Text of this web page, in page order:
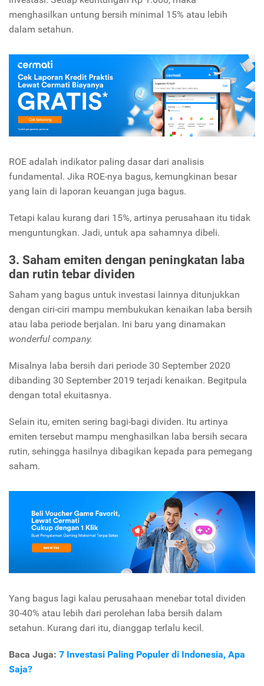
menghasilkan untung bersih minimal 15% atau lebih
dalam setahun.
ROE adalah indikator paling dasar dari analisis
fundamental. Jika ROE-nya bagus, kemungkinan besar
yang lain di laporan keuangan juga bagus.
Tetapi kalau kurang dari 15%, artinya perusahaan itu tidak
menguntungkan. Jadi, untuk apa sahamnya dibeli.
3. Saham emiten dengan peningkatan laba
dan rutin tebar dividen
Saham yang bagus untuk investasi lainnya ditunjukkan
dengan ciri-ciri mampu membukukan kenaikan laba bersih
atau laba periode berjalan. Ini baru yang dinamakan
wonderful company.
Misalnya laba bersih dari periode 30 September 2020
dibanding 30 September 2019 terjadi kenaikan. Begitpula
dengan total ekuitasnya.
Selain itu, emiten sering bagi-bagi dividen. Itu artinya
emiten tersebut mampu menghasilkan laba bersih secara
rutin, sehingga hasilnya dibagikan kepada para pemegang
saham.
Yang bagus lagi kalau perusahaan menebar total dividen
30-40% atau lebih dari perolehan laba bersih dalam
setahun. Kurang dari itu, dianggap terlalu kecil.
Baca Juga: 7 Investasi Paling Populer di Indonesia, Apa
Saja?